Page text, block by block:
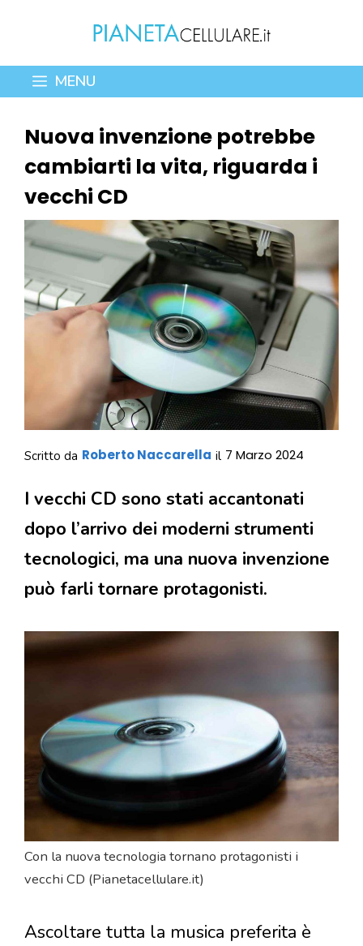
contenuto
MENU
Nuova invenzione potrebbe
cambiarti la vita, riguarda i
vecchi CD
Scritto da Roberto Naccarella il 7 Marzo 2024
I vecchi CD sono stati accantonati
dopo l’arrivo dei moderni strumenti
tecnologici, ma una nuova invenzione
può farli tornare protagonisti.
Con la nuova tecnologia tornano protagonisti i
vecchi CD (Pianetacellulare.it)
Ascoltare tutta la musica preferita è